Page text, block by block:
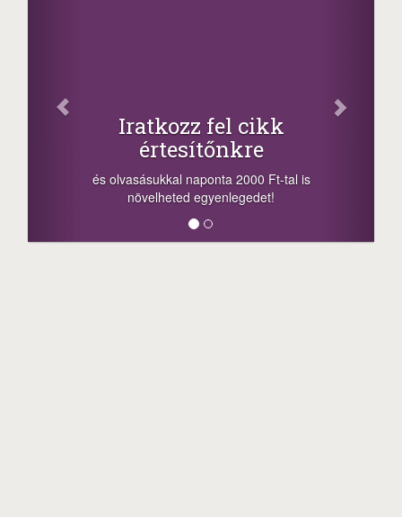
Iratkozz fel cikk
értesítőnkre
és olvasásukkal naponta 2000 Ft-tal is
növelheted egyenlegedet!